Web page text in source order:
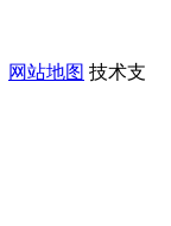
网站地图 技术支